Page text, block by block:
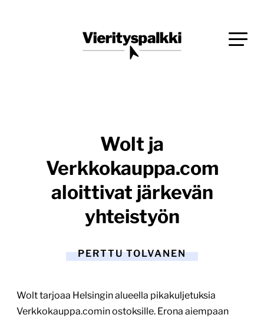
Vierityspalkki.fi
Wolt ja
Verkkokauppa.com
aloittivat järkevän
yhteistyön
PERTTU TOLVANEN
Wolt tarjoaa Helsingin alueella pikakuljetuksia
Verkkokauppa.comin ostoksille. Erona aiempaan